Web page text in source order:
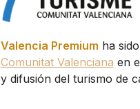
Valencia Premium ha
Comunitat Valenciana en
y difusión del turismo de